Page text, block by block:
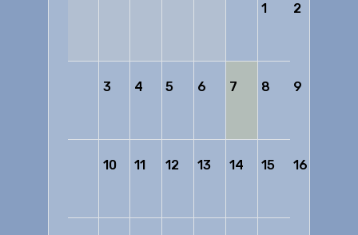
1 2
3 4 5 6 7 8 9
10 11 12 13 14 15 16